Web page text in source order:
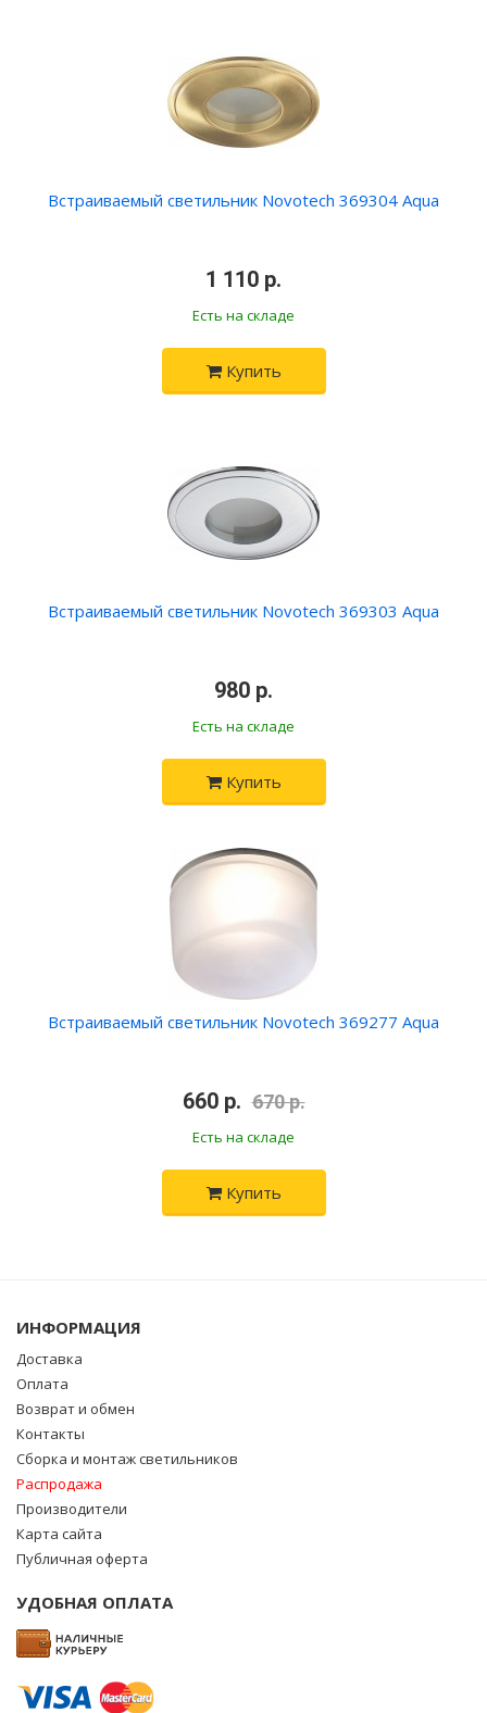
Встраиваемый светильник Novotech 369304 Aqua
1 110 р.
Есть на складе
Купить
Встраиваемый светильник Novotech 369303 Aqua
980 р.
Есть на складе
Купить
Встраиваемый светильник Novotech 369277 Aqua
660 р. 670 р.
Есть на складе
Купить
ИНФОРМАЦИЯ
Доставка
Оплата
Возврат и обмен
Контакты
Сборка и монтаж светильников
Распродажа
Производители
Карта сайта
Публичная оферта
УДОБНАЯ ОПЛАТА